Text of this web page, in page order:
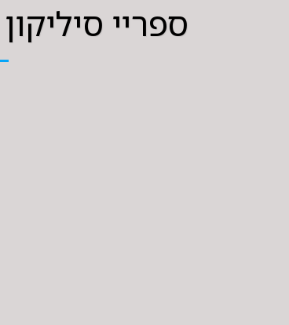
ספריי סיליקון HOLTS 30457